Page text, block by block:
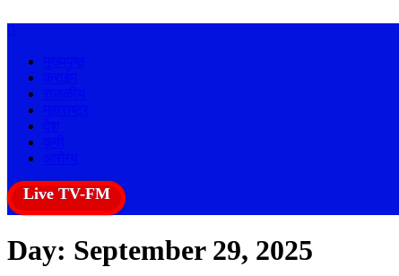
Live TV-FM
Day: September 29, 2025